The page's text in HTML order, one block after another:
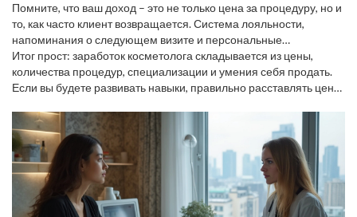
Помните, что ваш доход – это не только цена за процедуру, но и
то, как часто клиент возвращается. Система лояльности,
напоминания о следующем визите и персональные
рекомендации помогают удержать клиента надолго.
Итог прост: заработок косметолога складывается из цены,
количества процедур, специализации и умения себя продать.
Если вы будете развивать навыки, правильно расставлять цены
стабильно.